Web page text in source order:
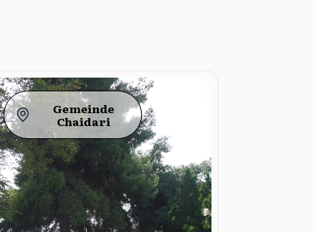
Gemeinde
Chaidari